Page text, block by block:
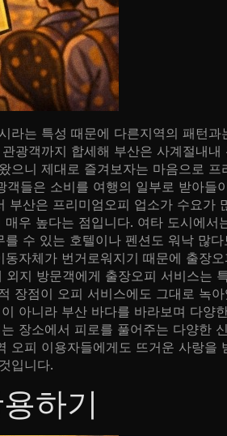
라는 특성 때문에 다른지역의 패턴
광객까지 합세해 부산은 사계절내
으니 제대로 즐겨보자는 마음으로
들은 소비를 여행의 일부로 받아
산은 프리미엄오피 업소가 수요
우 높다는 점입니다. 여타 도시에
수 있는 호텔이나 펜션도 워낙 많
자체가 번거로워지기 때문에 출장
지 방문객에게 출장오피 서비스
장점이 오피 서비스에도 그대로 녹
아니라 부산 바다를 바라보며 다
장소에서 피로를 풀어주는 다양한
오피 이용자들에게도 뜨거운 사랑
입니다.
하기